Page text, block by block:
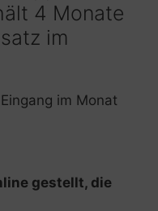
4 Monate
im
im Monat
gestellt, die